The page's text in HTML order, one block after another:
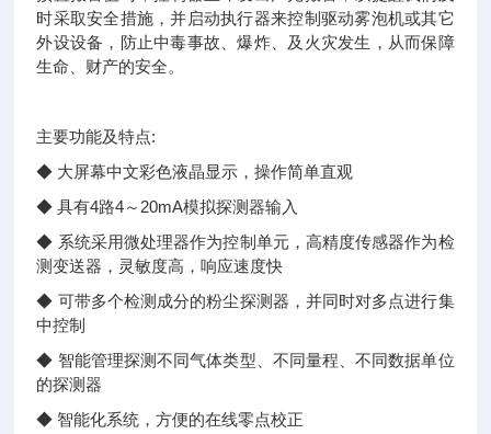
时采取安全措施，并启动执行器来控制驱动雾泡机或其它
外设设备，防止中毒事故、爆炸、及火灾发生，从而保障
生命、财产的安全。
主要功能及特点:
◆ 大屏幕中文彩色液晶显示，操作简单直观
◆ 具有4路4～20mA模拟探测器输入
◆ 系统采用微处理器作为控制单元，高精度传感器作为检
测变送器，灵敏度高，响应速度快
◆ 可带多个检测成分的粉尘探测器，并同时对多点进行集
中控制
◆ 智能管理探测不同气体类型、不同量程、不同数据单位
的探测器
◆ 智能化系统，方便的在线零点校正